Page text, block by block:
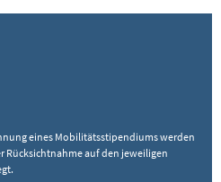
eines Mobilitätsstipendiums werden
auf den jeweiligen